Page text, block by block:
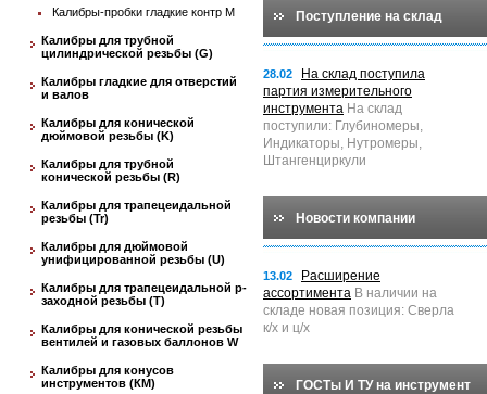
Калибры-пробки гладкие контр М
Калибры для трубной
цилиндрической резьбы (G)
Калибры гладкие для отверстий
и валов
Калибры для конической
дюймовой резьбы (K)
Калибры для трубной
конической резьбы (R)
Калибры для трапецеидальной
резьбы (Tr)
Калибры для дюймовой
унифицированной резьбы (U)
Калибры для трапецеидальной p-
заходной резьбы (T)
Калибры для конической резьбы
вентилей и газовых баллонов W
Калибры для конусов
инструментов (КМ)
Поступление на склад
28.02
На склад поступила
партия измерительного
инструмента На склад
поступили: Глубиномеры,
Индикаторы, Нутромеры,
Штангенциркули
Новости компании
13.02
Расширение
ассортимента В наличии на
складе новая позиция: Сверла
к/х и ц/х
ГОСТы И ТУ на инструмент